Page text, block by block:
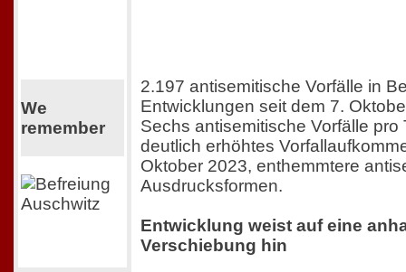
We
remember
2.197 antisemitische Vorfälle in
Entwicklungen seit dem 7.
Sechs antisemitische Vorfälle pro
deutlich erhöhtes
Oktober 2023, enthemmtere
Ausdrucksformen.
Entwicklung weist auf eine
Verschiebung hin